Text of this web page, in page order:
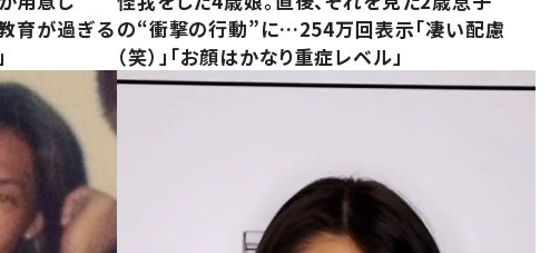
育が過ぎるの“衝撃の行動”に…254万回表示「凄い配慮
（笑）」「お顔はかなり重症レベル」